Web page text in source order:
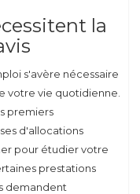
la
s'avère nécessaire
votre vie quotidienne.
premiers
d'allocations
pour étudier votre
prestations
demandent